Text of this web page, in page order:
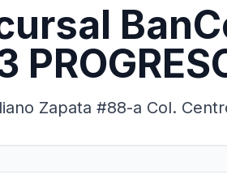
Zapata #88-a Col.